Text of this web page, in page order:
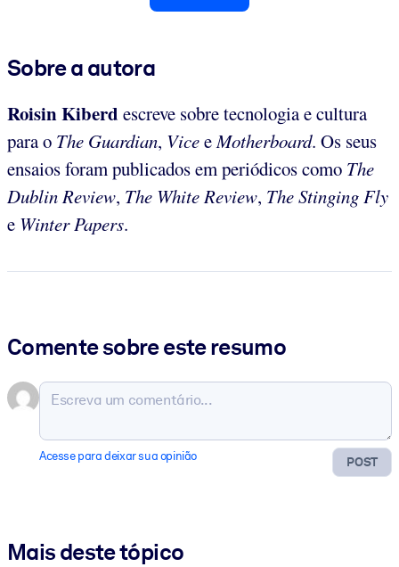
Sobre a autora
Roisin Kiberd escreve sobre tecnologia e cultura
para o The Guardian, ViceeMotherboard. Os seus
ensaios foram publicados em periódicos como The
Dublin Review, The White Review, The Stinging Fly
e Winter Papers.
Comente sobre este resumo
POST
Acesse para deixar sua opinião
Mais deste tópico